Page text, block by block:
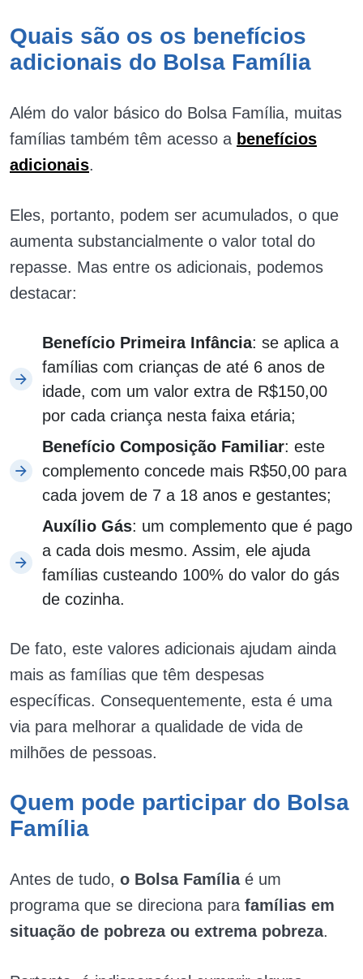
Quais são os os benefícios
adicionais do Bolsa Família
Além do valor básico do Bolsa Família, muitas
famílias também têm acesso a benefícios
adicionais.
Eles, portanto, podem ser acumulados, o que
aumenta substancialmente o valor total do
repasse. Mas entre os adicionais, podemos
destacar:
Benefício Primeira Infância: se aplica a
famílias com crianças de até 6 anos de
idade, com um valor extra de R$150,00
por cada criança nesta faixa etária;
Benefício Composição Familiar: este
complemento concede mais R$50,00 para
cada jovem de 7 a 18 anos e gestantes;
Auxílio Gás: um complemento que é pago
a cada dois mesmo. Assim, ele ajuda
famílias custeando 100% do valor do gás
de cozinha.
De fato, este valores adicionais ajudam ainda
mais as famílias que têm despesas
específicas. Consequentemente, esta é uma
via para melhorar a qualidade de vida de
milhões de pessoas.
Quem pode participar do Bolsa
Família
Antes de tudo, o Bolsa Famíliaé um
programa que se direciona para famílias em
situação de pobreza ou extrema pobreza.